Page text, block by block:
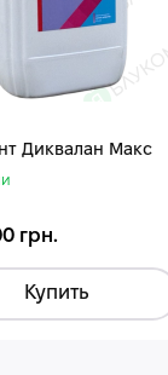
Диквалан Макс
грн.
Купить